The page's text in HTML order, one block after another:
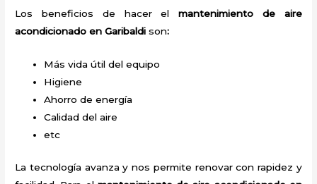
Los beneficios de hacer elmantenimiento de aire
acondicionado en Garibaldison:
Más vida útil del equipo
Higiene
Ahorro de energía
Calidad del aire
etc
La tecnología avanza y nos permite renovar con rapidez y